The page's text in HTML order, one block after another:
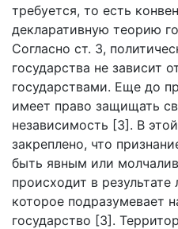
требуется, то есть
декларативную теорию
Согласно ст. 3,
государства не зависит
государствами. Еще до
имеет право защищать
независимость [3]. В
закреплено, что
быть явным или
происходит в
которое подразумевает
государство [3].